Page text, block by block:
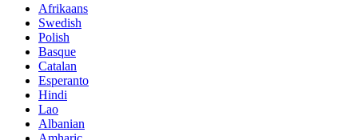
Afrikaans
Swedish
Polish
Basque
Catalan
Esperanto
Hindi
Lao
Albanian